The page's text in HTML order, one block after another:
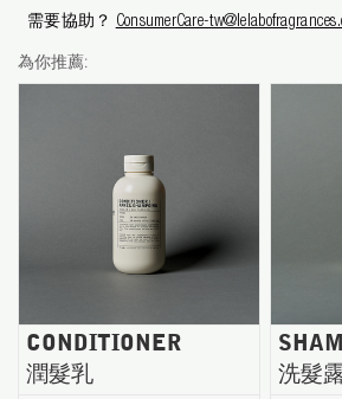
影像紀錄
關於我們
需要協助？ ConsumerCare-
為你推薦:
CONDITIONER
潤髮乳 洗髮